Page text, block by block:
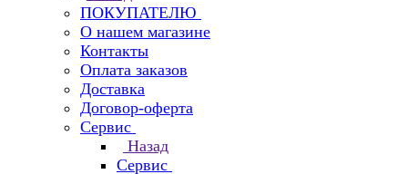
ПОКУПАТЕЛЮ
О нашем магазине
Контакты
Оплата заказов
Доставка
Договор-оферта
Сервис
Назад
Сервис